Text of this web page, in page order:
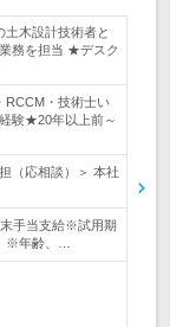
土木設計技術者と
務を担当 ★デスク
・技術士い
験★20年以上前～
（応相談）＞ 本社
手当支給※試用期
※年齢、…